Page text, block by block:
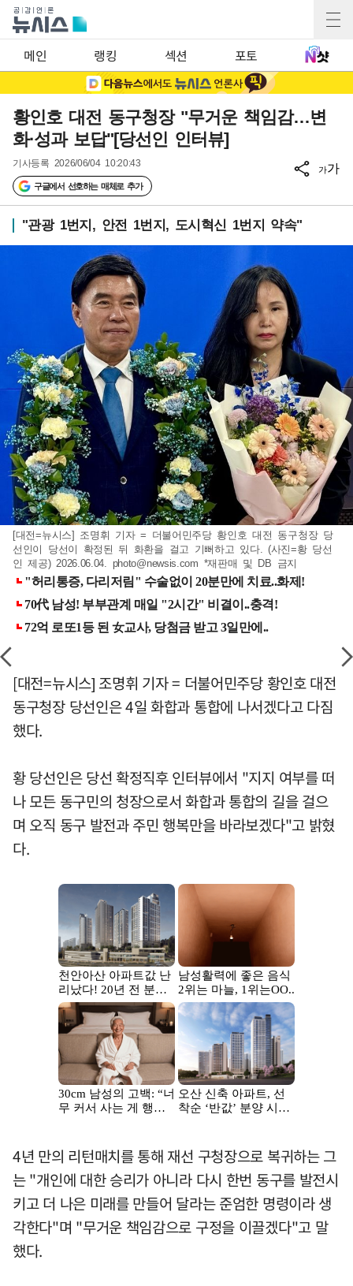
메인 랭킹 섹션 포토
황인호 대전 동구청장 "무거운 책임감…변
화·성과 보답"[당선인 인터뷰]
기사등록 2026/06/04 10:20:43
구글에서 선호하는 매체로 추가
가가
"관광 1번지, 안전 1번지, 도시혁신 1번지 약속"
[대전=뉴시스] 조명휘 기자 = 더불어민주당 황인호 대전 동구청장 당
선인이 당선이 확정된 뒤 화환을 걸고 기뻐하고 있다. (사진=황 당선
인 제공) 2026.06.04. photo@newsis.com *재판매 및 DB 금지
[대전=뉴시스] 조명휘 기자 = 더불어민주당 황인호 대전
동구청장 당선인은 4일 화합과 통합에 나서겠다고 다짐
했다.
황 당선인은 당선 확정직후 인터뷰에서 "지지 여부를 떠
나 모든 동구민의 청장으로서 화합과 통합의 길을 걸으
며 오직 동구 발전과 주민 행복만을 바라보겠다"고 밝혔
다.
4년 만의 리턴매치를 통해 재선 구청장으로 복귀하는 그
는 "개인에 대한 승리가 아니라 다시 한번 동구를 발전시
키고 더 나은 미래를 만들어 달라는 준엄한 명령이라 생
각한다"며 "무거운 책임감으로 구정을 이끌겠다"고 말
했다.